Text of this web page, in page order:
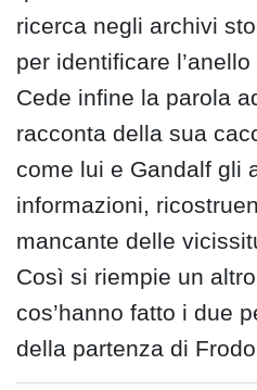
ricerca negli archivi
per identificare
Cede infine la parola
racconta della sua
come lui e Gandalf gli
informazioni,
mancante delle
Così si riempie un
cos’hanno fatto i due
della partenza di